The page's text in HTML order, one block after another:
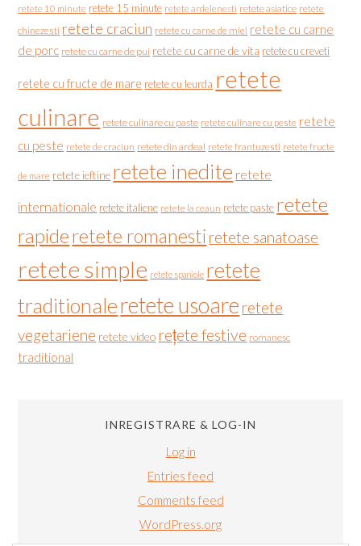
retete 10 minute retete 15 minute retete ardelenesti retete asiatice retete
chinezesti retete craciun retete cu carne de miel retete cu carne
de porc retete cu carne de pui retete cu carne de vita retete cu creveti
retete cu fructe de mare retete cu leurda retete
culinare retete culinare cu paste retete culinare cu peste retete
cu peste retete de craciun retete din ardeal retete frantuzesti retete fructe
de mare retete ieftine retete inedite retete
internationale retete italiene retete la ceaun retete paste retete
rapideretete romanesti retete sanatoase
retete simple retete spaniole retete
traditionaleretete usoare retete
vegetariene retete video rețete festive romanesc
traditional
INREGISTRARE & LOG-IN
Log in
Entries feed
Comments feed
WordPress.org